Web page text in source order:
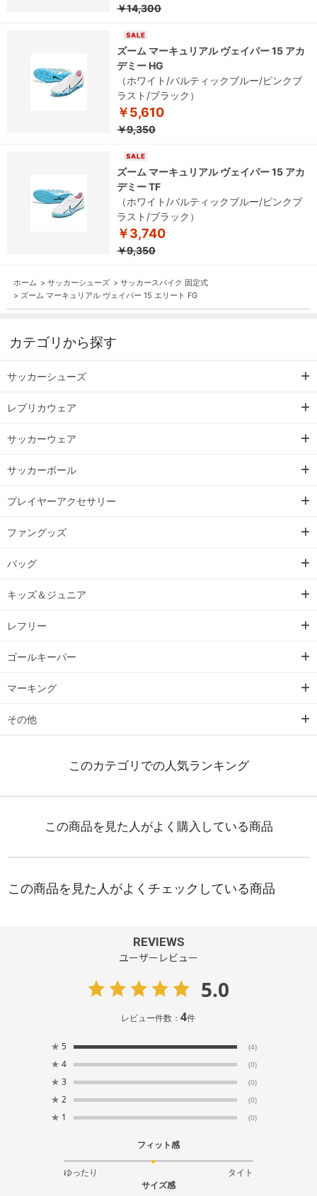
￥14,300
ズーム マーキュリアル ヴェイパー 15 アカ
デミー HG
（ホワイト/バルティックブルー/ピンクブ
ラスト/ブラック）
￥5,610
￥9,350
ズーム マーキュリアル ヴェイパー 15 アカ
デミー TF
（ホワイト/バルティックブルー/ピンクブ
ラスト/ブラック）
￥3,740
￥9,350
ホーム > サッカーシューズ > サッカースパイク 固定式
> ズーム マーキュリアル ヴェイパー 15 エリート FG
カテゴリから探す
サッカーシューズ
レプリカウェア
サッカーウェア
サッカーボール
プレイヤーアクセサリー
ファングッズ
バッグ
キッズ＆ジュニア
レフリー
ゴールキーパー
マーキング
その他
REVIEWS
ユーザーレビュー
5.0
レビュー件数：4件
★ 5 (4)
★ 4 (0)
★ 3 (0)
★ 2 (0)
★ 1 (0)
フィット感
ゆったり
タイト
サイズ感